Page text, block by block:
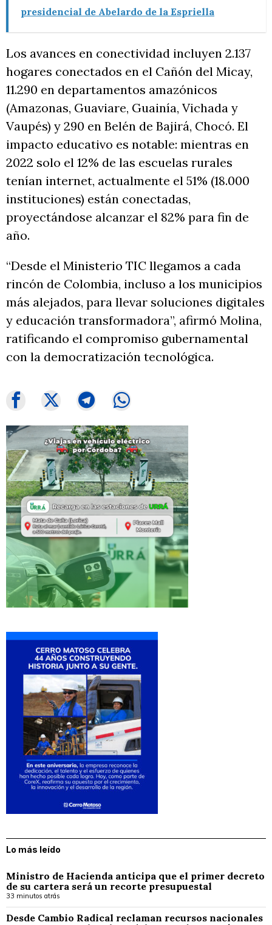
presidencial de Abelardo de la Espriella
Los avances en conectividad incluyen 2.137
hogares conectados en el Cañón del Micay,
11.290 en departamentos amazónicos
(Amazonas, Guaviare, Guainía, Vichada y
Vaupés) y 290 en Belén de Bajirá, Chocó. El
impacto educativo es notable: mientras en
2022 solo el 12% de las escuelas rurales
tenían internet, actualmente el 51% (18.000
instituciones) están conectadas,
proyectándose alcanzar el 82% para fin de
año.
“Desde el Ministerio TIC llegamos a cada
rincón de Colombia, incluso a los municipios
más alejados, para llevar soluciones digitales
y educación transformadora”, afirmó Molina,
ratificando el compromiso gubernamental
con la democratización tecnológica.
Lo más leído
Ministro de Hacienda anticipa que el primer decreto
de su cartera será un recorte presupuestal
33 minutos atrás
Desde Cambio Radical reclaman recursos nacionales